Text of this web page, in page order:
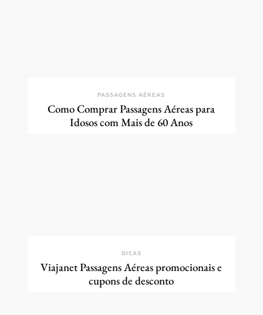
PASSAGENS AÉREAS
Como Comprar Passagens Aéreas para
Idosos com Mais de 60 Anos
DICAS
Viajanet Passagens Aéreas promocionais e
cupons de desconto